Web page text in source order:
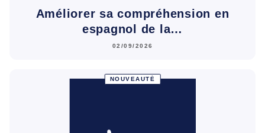
Améliorer sa compréhension en
espagnol de la…
02/09/2026
NOUVEAUTÉ